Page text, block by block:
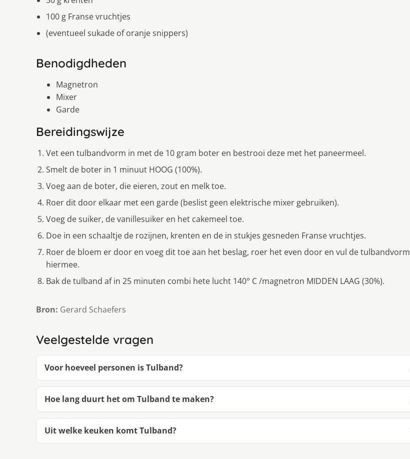
100 g Franse vruchtjes
(eventueel sukade of oranje snippers)
Benodigdheden
Magnetron
Mixer
Garde
Bereidingswijze
Vet een tulbandvorm in met de 10 gram boter en bestrooi deze met het paneermeel.
Smelt de boter in 1 minuut HOOG (100%).
Voeg aan de boter, die eieren, zout en melk toe.
Roer dit door elkaar met een garde (beslist geen elektrische mixer gebruiken).
Voeg de suiker, de vanillesuiker en het cakemeel toe.
Doe in een schaaltje de rozijnen, krenten en de in stukjes gesneden Franse vruchtjes.
Roer de bloem er door en voeg dit toe aan het beslag, roer het even door en vul de tulbandvorm
hiermee.
Bak de tulband af in 25 minuten combi hete lucht 140° C /magnetron MIDDEN LAAG (30%).
Bron: Gerard Schaefers
Veelgestelde vragen
Voor hoeveel personen is Tulband?
Hoe lang duurt het om Tulband te maken?
Uit welke keuken komt Tulband?